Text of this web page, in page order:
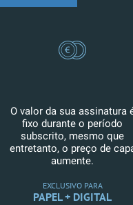
O valor da sua assinatura
fixo durante o período
subscrito, mesmo que
entretanto, o preço de
aumente.
EXCLUSIVO PARA
PAPEL + DIGITAL